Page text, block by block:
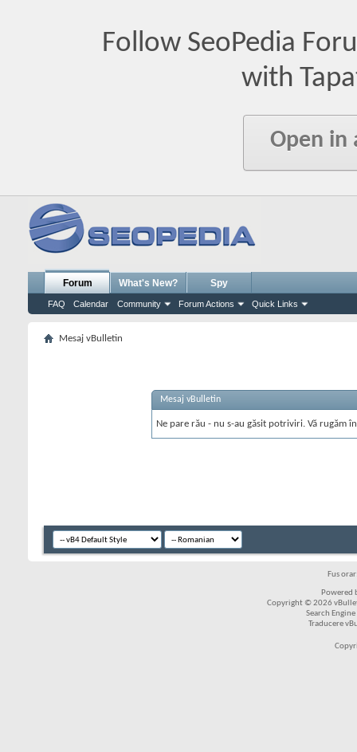
Follow SeoPedia
with
Open in
Forum
FAQ Calendar Community Forum Actions Quick Links
What's New? Spy
Mesaj vBulletin
Mesaj vBulletin
Ne pare rău - nu s-au găsit potriviri. Vă rugăm
Fus
Powered
Copyright © 2026
Search
Traducere